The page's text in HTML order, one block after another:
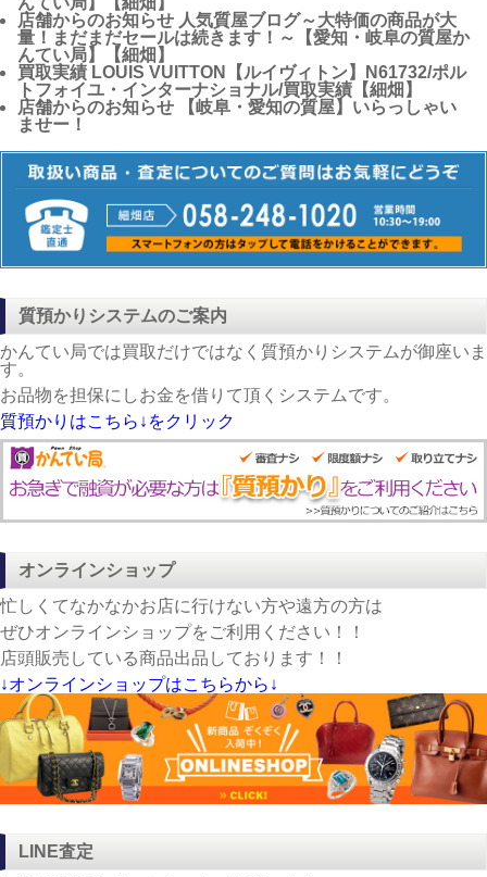
店舗からのお知らせ 人気質屋ブログ～大特価の商品が大
量！まだまだセールは続きます！～【愛知・岐阜の質屋か
んてい局】【細畑】
買取実績 LOUIS VUITTON【ルイヴィトン】N61732/ポル
トフォイユ・インターナショナル/買取実績【細畑】
店舗からのお知らせ 【岐阜・愛知の質屋】いらっしゃい
ませー！
質預かりシステムのご案内
かんてい局では買取だけではなく質預かりシステムが御座いま
す。
お品物を担保にしお金を借りて頂くシステムです。
質預かりはこちら↓をクリック
オンラインショップ
忙しくてなかなかお店に行けない方や遠方の方は
ぜひオンラインショップをご利用ください！！
店頭販売している商品出品しております！！
↓オンラインショップはこちらから↓
LINE査定